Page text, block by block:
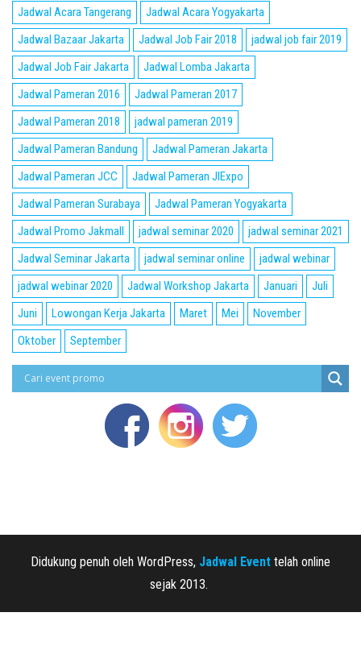
Jadwal Acara Tangerang
Jadwal Acara Yogyakarta
Jadwal Bazaar Jakarta
Jadwal Job Fair 2018
jadwal job fair 2019
Jadwal Job Fair Jakarta
Jadwal Lomba Jakarta
Jadwal Pameran 2016
Jadwal Pameran 2017
Jadwal Pameran 2018
jadwal pameran 2019
Jadwal Pameran Bandung
Jadwal Pameran Jakarta
Jadwal Pameran JCC
Jadwal Pameran JIExpo
Jadwal Pameran Surabaya
Jadwal Pameran Yogyakarta
Jadwal Promo Jakmall
jadwal seminar 2020
jadwal seminar 2021
Jadwal Seminar Jakarta
jadwal seminar online
jadwal webinar
jadwal webinar 2020
Jadwal Workshop Jakarta Januari
Juli
Juni
Lowongan Kerja Jakarta Maret Mei
November
Oktober
September
Didukung penuh oleh WordPress, Jadwal Event telah online
sejak 2013.